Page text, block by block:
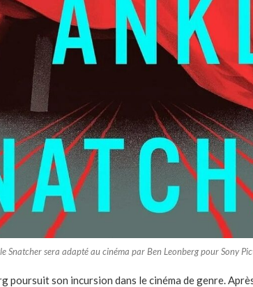
Snatcher sera adapté au cinéma par Ben Leonberg pour Sony
poursuit son incursion dans le cinéma de genre.